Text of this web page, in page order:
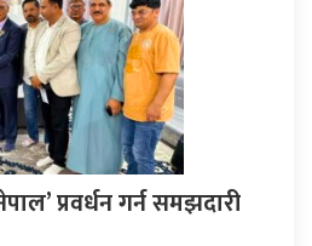
प्रवर्धन गर्न समझदारी